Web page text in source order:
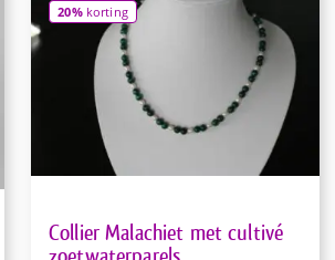
20%korting
Collier Malachiet met cultivé